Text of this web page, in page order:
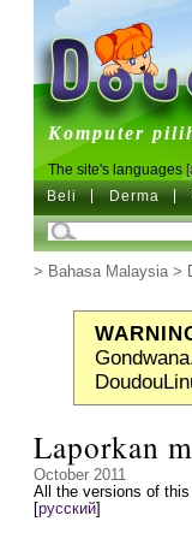
Komputer
The site's languages
Beli Derma
> Bahasa Malaysia>
Laporkan
October 2011
All the versions of
русский]